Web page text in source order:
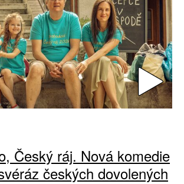
Český ráj. Nová komedie
českých dovolených